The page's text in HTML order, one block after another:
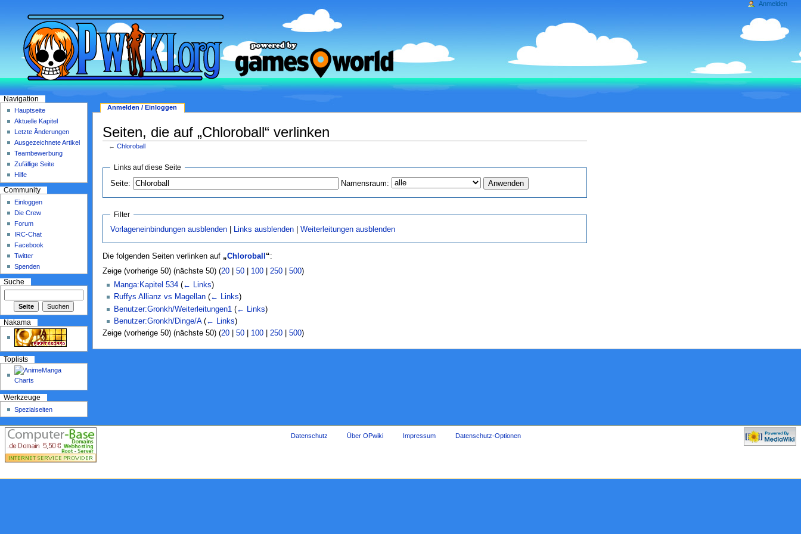
Seiten, die auf „Chloroball“ verlinken
←Chloroball
Links auf diese Seite
Seite:
Namensraum:
Filter
Vorlageneinbindungen ausblenden
Links ausblenden |Weiterleitungen ausblenden
Die folgenden Seiten verlinken auf „Chloroball “:
Zeige (vorherige 50) (nächste 50) (20| 50| 100| 250| 500)
Manga:Kapitel 534 (← Links)
Ruffys Allianz vs Magellan (← Links)
Benutzer:Gronkh/Weiterleitungen1 (← Links)
Benutzer:Gronkh/Dinge/A (← Links)
Zeige (vorherige 50) (nächste 50) (20| 50| 100| 250| 500)
Anmelden / Einloggen
Anmelden
Navigation
Hauptseite
Aktuelle Kapitel
Letzte Änderungen
Ausgezeichnete Artikel
Teambewerbung
Zufällige Seite
Hilfe
Community
Einloggen
Die Crew
Forum
IRC-Chat
Facebook
Twitter
Spenden
Suche
Nakama
Toplists
Werkzeuge
Spezialseiten
Datenschutz Über OPwiki Impressum Datenschutz-Optionen